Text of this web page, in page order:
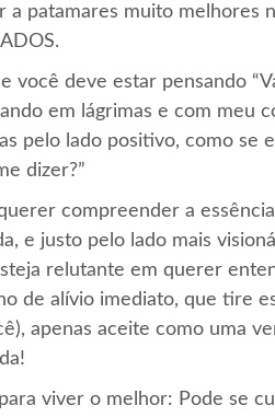
a patamares muito melhores
você deve estar pensando
em lágrimas e com meu
pelo lado positivo, como se
dizer?”
compreender a
e justo pelo lado mais
relutante em querer
de alívio imediato, que tire
apenas aceite como uma
viver o melhor: Pode se